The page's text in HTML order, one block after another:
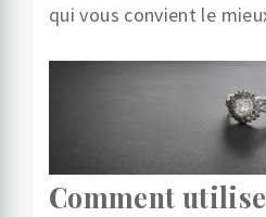
qui vous convient le
Comment